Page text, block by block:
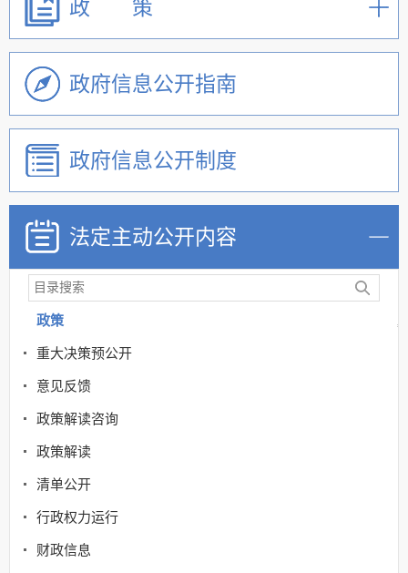
政 策
政府信息公开指南
政府信息公开制度
法定主动公开内容
政策
重大决策预公开
意见反馈
政策解读咨询
政策解读
清单公开
行政权力运行
财政信息